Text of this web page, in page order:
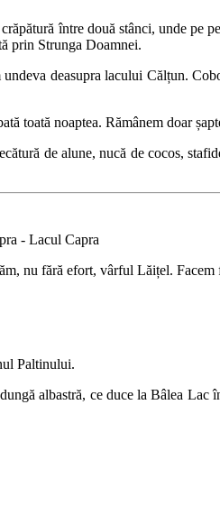
între două stânci, unde pe
prin Strunga Doamnei.
undeva deasupra lacului Călțun.
toată noaptea. Rămânem doar
de alune, nucă de cocos,
- Lacul Capra
nu fără efort, vârful Lăițel.
Paltinului.
albastră, ce duce la Bâlea